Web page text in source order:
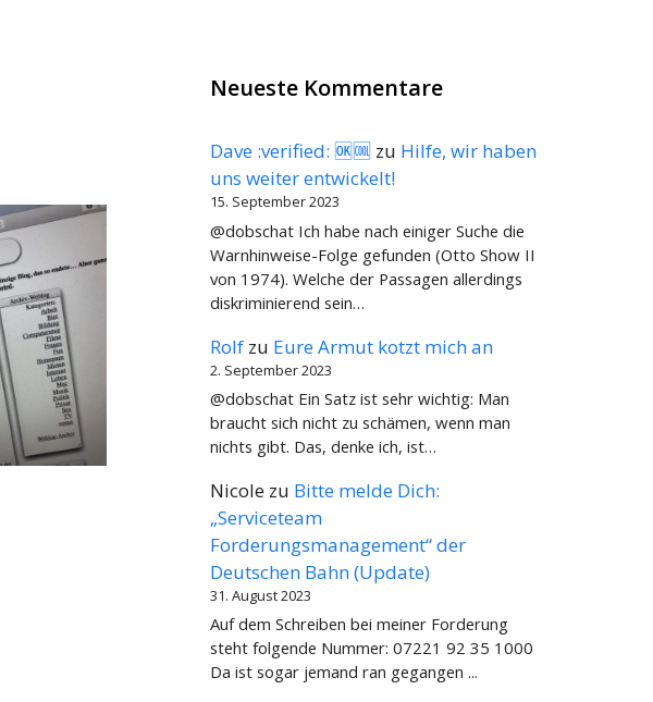
Neueste Kommentare
Dave :verified: 🆗🆒 zu Hilfe, wir haben
uns weiter entwickelt!
15. September 2023
@dobschat Ich habe nach einiger Suche die
Warnhinweise-Folge gefunden (Otto Show II
von 1974). Welche der Passagen allerdings
diskriminierend sein…
Rolf zu Eure Armut kotzt mich an
2. September 2023
@dobschat Ein Satz ist sehr wichtig: Man
braucht sich nicht zu schämen, wenn man
nichts gibt. Das, denke ich, ist…
Nicole zu Bitte melde Dich:
„Serviceteam
Forderungsmanagement“ der
Deutschen Bahn (Update)
31. August 2023
Auf dem Schreiben bei meiner Forderung
steht folgende Nummer: 07221 92 35 1000
Da ist sogar jemand ran gegangen ...